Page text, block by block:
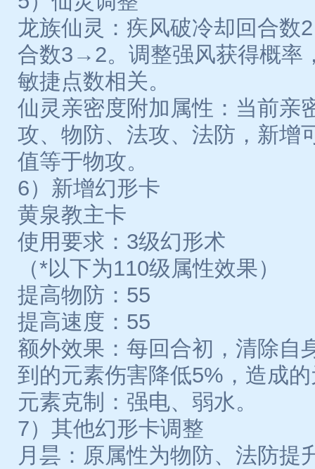
龙族仙灵：疾风破冷却回合
合数3→2。调整强风获得概率
敏捷点数相关。
仙灵亲密度附加属性：当前亲
攻、物防、法攻、法防，新增
值等于物攻。
6）新增幻形卡
黄泉教主卡
使用要求：3级幻形术
（*以下为110级属性效果）
提高物防：55
提高速度：55
额外效果：每回合初，清除自
到的元素伤害降低5%，造成
元素克制：强电、弱水。
7）其他幻形卡调整
月昙：原属性为物防、法防提